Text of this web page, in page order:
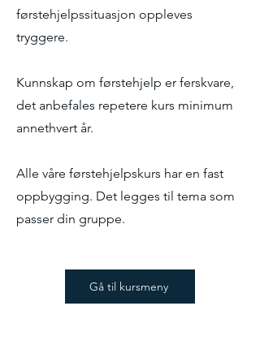
førstehjelpssituasjon oppleves
tryggere.
Kunnskap om førstehjelp er ferskvare,
det anbefales repetere kurs minimum
annethvert år.
Alle våre førstehjelpskurs har en fast
oppbygging. Det legges til tema som
passer din gruppe.
Gå til kursmeny